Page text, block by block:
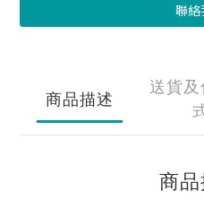
聯絡
商品描述
送貨
商